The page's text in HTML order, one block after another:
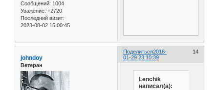
Сообщений: 1004
Уважение: +2720
Последний визит:
2023-08-02 15:00:45
Поделиться 14
2018-
01-29 23:10:39
johndoy
Ветеран
Lenchik
написал(а):